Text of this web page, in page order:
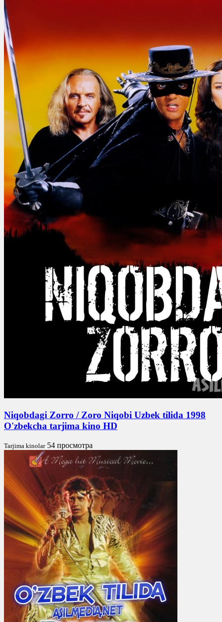
Niqobdagi Zorro / Zoro Niqobi Uzbek tilida 1998
O'zbekcha tarjima kino HD
Tarjima kinolar 54 просмотра